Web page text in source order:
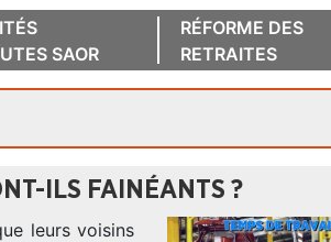
SAOR
RÉFORME DES
RETRAITES
ILS FAINÉANTS ?
leurs voisins